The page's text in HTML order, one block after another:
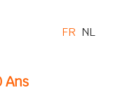
Ans
FR NL